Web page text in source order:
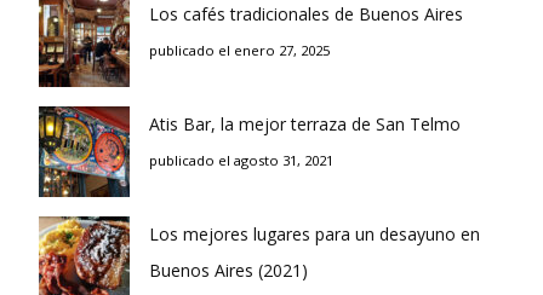
Los cafés tradicionales de Buenos Aires
publicado el enero 27, 2025
Atis Bar, la mejor terraza de San Telmo
publicado el agosto 31, 2021
Los mejores lugares para un desayuno en
Buenos Aires (2021)